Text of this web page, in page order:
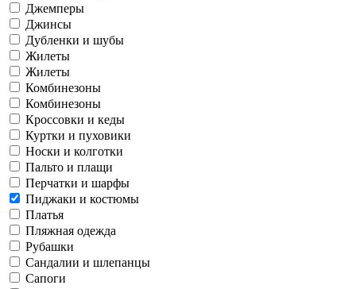
Джемперы
Джинсы
Дубленки и шубы
Жилеты
Жилеты
Комбинезоны
Комбинезоны
Кроссовки и кеды
Куртки и пуховики
Носки и колготки
Пальто и плащи
Перчатки и шарфы
Пиджаки и костюмы
Платья
Пляжная одежда
Рубашки
Сандалии и шлепанцы
Сапоги